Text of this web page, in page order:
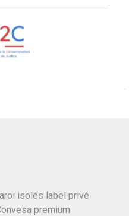
isolés label privé
premium